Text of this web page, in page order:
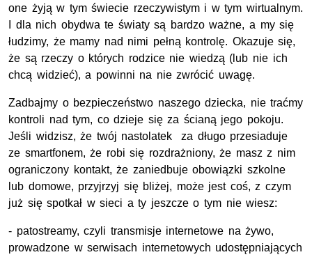
one żyją w tym świecie rzeczywistym i w tym wirtualnym.
I dla nich obydwa te światy są bardzo ważne, a my się
łudzimy, że mamy nad nimi pełną kontrolę. Okazuje się,
że są rzeczy o których rodzice nie wiedzą (lub nie ich
chcą widzieć), a powinni na nie zwrócić uwagę.
Zadbajmy o bezpieczeństwo naszego dziecka, nie traćmy
kontroli nad tym, co dzieje się za ścianą jego pokoju.
Jeśli widzisz, że twój nastolatek za długo przesiaduje
ze smartfonem, że robi się rozdrażniony, że masz z nim
ograniczony kontakt, że zaniedbuje obowiązki szkolne
lub domowe, przyjrzyj się bliżej, może jest coś, z czym
już się spotkał w sieci a ty jeszcze o tym nie wiesz:
- patostreamy, czyli transmisje internetowe na żywo,
prowadzone w serwisach internetowych udostępniających